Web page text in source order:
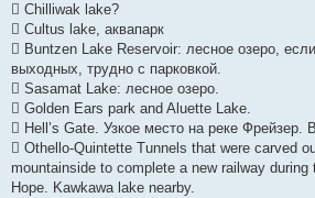
 Chilliwak lake?
 Cultus lake, аквапарк
 Buntzen Lake Reservoir: лесное озеро,
выходных, трудно с парковкой.
 Sasamat Lake: лесное озеро.
 Golden Ears park and Aluette Lake.
 Hell’s Gate. Узкое место на реке Фрейзер.
 Othello-Quintette Tunnels that were carved
mountainside to complete a new railway during
Hope. Kawkawa lake nearby.